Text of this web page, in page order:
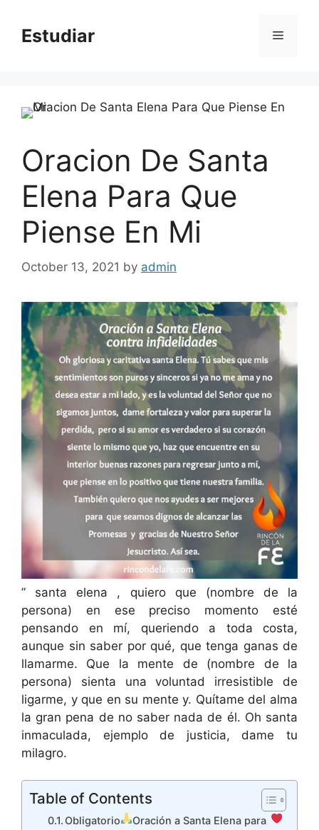
contentEstudiar Menu
Oracion De Santa
Elena Para Que
Piense En Mi
October 13, 2021 by admin
” santa elena , quiero que (nombre de la
persona) en ese preciso momento esté
pensando en mí, queriendo a toda costa,
aunque sin saber por qué, que tenga ganas de
llamarme. Que la mente de (nombre de la
persona) sienta una voluntad irresistible de
ligarme, y que en su mente y. Quítame del alma
la gran pena de no saber nada de él. Oh santa
inmaculada, ejemplo de justicia, dame tu
milagro.
Table of Contents
Obligatorio
Oración a Santa Elena para